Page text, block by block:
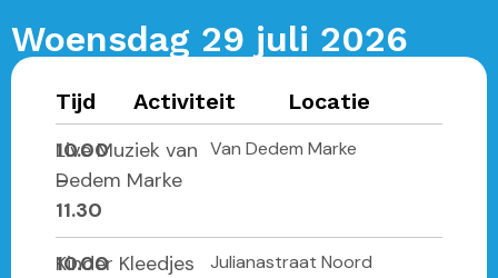
Woensdag 29 juli 2026
Tijd Activiteit
Locatie
10.00
–
11.30
Live Muziek van
Dedem Marke
Van Dedem Marke
10.00
Kinder Kleedjes
Julianastraat Noord